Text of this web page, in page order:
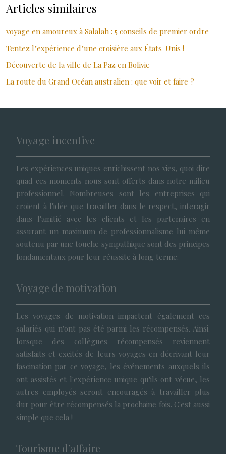
Articles similaires
voyage en amoureux à Salalah : 5 conseils de premier ordre
Tentez l’expérience d’une croisière aux États-Unis !
Découverte de la ville de La Paz en Bolivie
La route du Grand Océan australien : que voir et faire ?
Voyage incentive
Les expériences uniques enrichissent nos vies, quoi dire
quad ces moments nous sont offerts dans notre milieu
professionnel. Nombreuses sont les entreprises qui
croient à l'idée que travailler dans le respect, interagir
dans l'amitié avec les clients et les partenaires en
assurant un maximum de professionnalisme lui-même
soutenu par une touche sympathique sont des principes
fondamentaux pour leur réussite à long terme.
Voyage de motivation
Les voyages de motivation impactent également ces
salariés qui n'ont pas été parmi les récompensés. Ainsi.
lorsque des collègues récompensés reviennent
satisfaits et excités de leurs voyages en décrivant leur
fascination par ce voyage, les événements auxquels ils
ont assistés et l'expérience unique qu'ils ont vécue, les
autres employés seront encouragés à travailler plus
dur pour être récompensés la prochaine fois. C'est aussi
simple que cela !
Tourisme d’affaire